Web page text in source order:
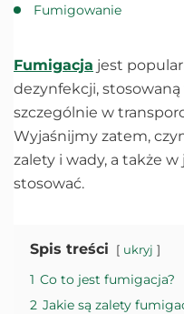
Fumigowanie
Fumigacja jest
dezynfekcji,
szczególnie w
Wyjaśnijmy zatem,
zalety i wady, a także
stosować.
Spis treści ukryj
1 Co to jest fumigacja?
2 Jakie są zalety